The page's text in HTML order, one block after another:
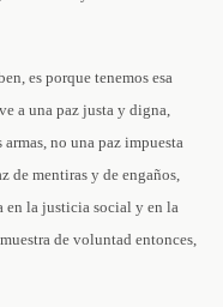
es porque tenemos esa
a una paz justa y digna,
no una paz impuesta
de mentiras y de engaños,
en la justicia social y en la
de voluntad entonces,